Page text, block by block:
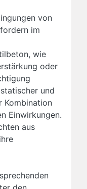
von
im
wie
oder
und
Kombination
Einwirkungen.
aus